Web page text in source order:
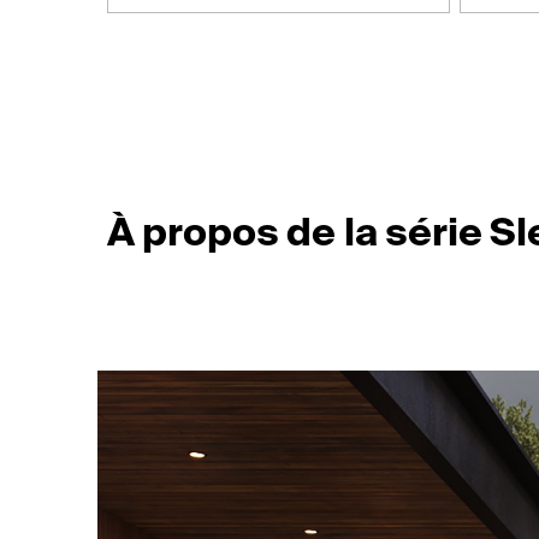
À propos de la série